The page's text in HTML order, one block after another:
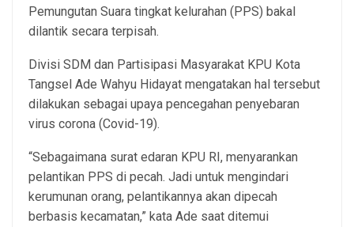
Pemungutan Suara tingkat kelurahan (PPS) bakal
dilantik secara terpisah.
Divisi SDM dan Partisipasi Masyarakat KPU Kota
Tangsel Ade Wahyu Hidayat mengatakan hal tersebut
dilakukan sebagai upaya pencegahan penyebaran
virus corona (Covid-19).
“Sebagaimana surat edaran KPU RI, menyarankan
pelantikan PPS di pecah. Jadi untuk mengindari
kerumunan orang, pelantikannya akan dipecah
berbasis kecamatan,” kata Ade saat ditemui